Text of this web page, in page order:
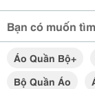
Bạn có muốn
Áo Quần Bộ+
Bộ Quần Áo